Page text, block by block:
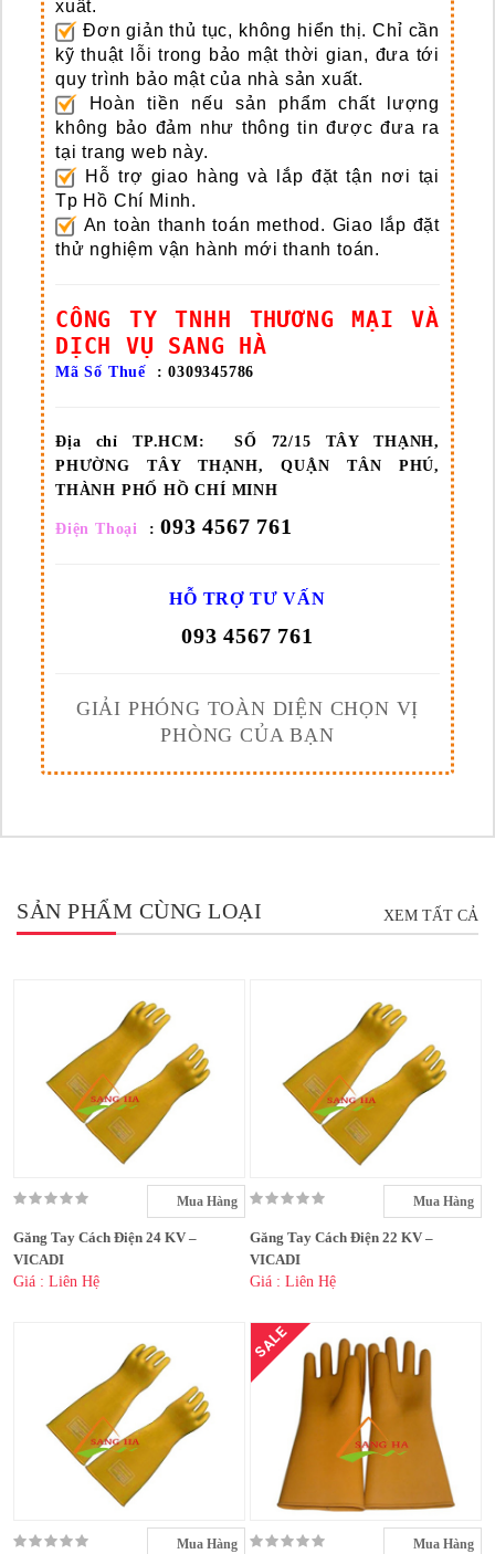
xuất.
Đơn giản thủ tục, không hiển thị.Chỉ cần
kỹ thuật lỗi trong bảo mật thời gian, đưa tới
quy trình bảo mật của nhà sản xuất.
Hoàn tiền nếu sản phẩm chất lượng
không bảo đảm như thông tin được đưa ra
tại trang web này.
Hỗ trợ giao hàng và lắp đặt tận nơi tại
Tp Hồ Chí Minh.
An toàn thanh toán method. Giao lắp đặt
thử nghiệm vận hành mới thanh toán.
CÔNG TY TNHH THƯƠNG MẠI VÀ
DỊCH VỤ SANG HÀ
Mã Số Thuế : 0309345786
Địa chỉ TP.HCM:
SỐ 72/15 TÂY THẠNH,
PHƯỜNG TÂY THẠNH, QUẬN TÂN PHÚ,
THÀNH PHỐ HỒ CHÍ MINH
Điện Thoại :093 4567 761
HỖ TRỢ TƯ VẤN
093 4567 761
GIẢI PHÓNG TOÀN DIỆN CHỌN VỊ
PHÒNG CỦA BẠN
SẢN PHẨM CÙNG LOẠI XEM TẤT CẢ
Mua Hàng
Găng Tay Cách Điện 24 KV –
VICADI
Giá : Liên Hệ
Mua Hàng
Găng Tay Cách Điện 22 KV –
VICADI
Giá : Liên Hệ
Mua Hàng
SALE
Mua Hàng